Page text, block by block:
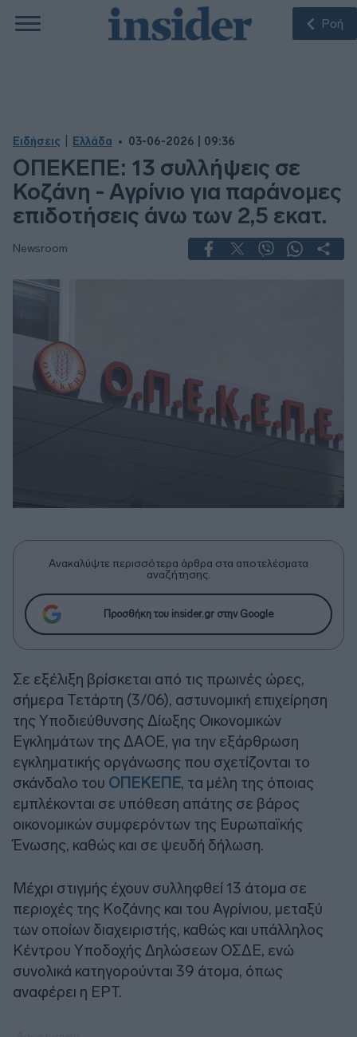
Ροή
Ειδήσεις Ελλάδα 03-06-2026 | 09:36
ΟΠΕΚΕΠΕ: 13 συλλήψεις σε
Κοζάνη - Αγρίνιο για παράνομες
επιδοτήσεις άνω των 2,5 εκατ.
Newsroom
Ανακαλύψτε περισσότερα άρθρα στα αποτελέσματα
αναζήτησης.
Προσθήκη του insider.gr στην Google
Σε εξέλιξη βρίσκεται από τις πρωινές ώρες,
σήμερα Τετάρτη (3/06), αστυνομική επιχείρηση
της Υποδιεύθυνσης Δίωξης Οικονομικών
Εγκλημάτων της ΔΑΟΕ, για την εξάρθρωση
εγκληματικής οργάνωσης που σχετίζονται το
σκάνδαλο του ΟΠΕΚΕΠΕ, τα μέλη της όποιας
εμπλέκονται σε υπόθεση απάτης σε βάρος
οικονομικών συμφερόντων της Ευρωπαϊκής
Ένωσης, καθώς και σε ψευδή δήλωση.
Μέχρι στιγμής έχουν συλληφθεί 13 άτομα σε
περιοχές της Κοζάνης και του Αγρίνιου, μεταξύ
των οποίων διαχειριστής, καθώς και υπάλληλος
Κέντρου Υποδοχής Δηλώσεων ΟΣΔΕ, ενώ
συνολικά κατηγορούνται 39 άτομα, όπως
αναφέρει η ΕΡΤ.